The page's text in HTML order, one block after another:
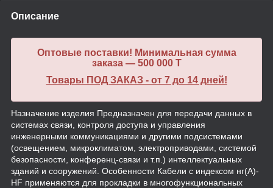
Описание
Оптовые поставки! Минимальная сумма
заказа — 500 000 T
Товары ПОД ЗАКАЗ - от 7 до 14 дней!
Назначение изделия Предназначен для передачи данных в
системах связи, контроля доступа и управления
инженерными коммуникациями и другими подсистемами
(освещением, микроклиматом, электроприводами, системой
безопасности, конференц-связи и т.п.) интеллектуальных
зданий и сооружений. Особенности Кабели с индексом нг(А)-
HF применяются для прокладки в многофункциональных